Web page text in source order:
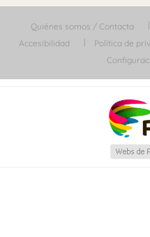
Quiénes somos / Contacta
Accesibilidad
Política de